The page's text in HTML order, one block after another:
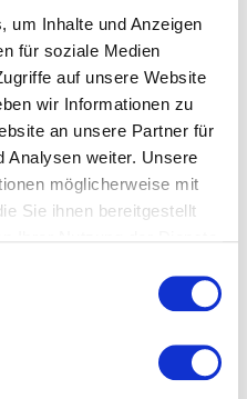
um Inhalte und Anzeigen
für soziale Medien
auf unsere Website
wir Informationen zu
an unsere Partner für
Analysen weiter. Unsere
möglicherweise mit
Sie ihnen bereitgestellt